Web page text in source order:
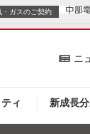
ィ 新成長
ニ
内
・ガスのご契約
のお客さま